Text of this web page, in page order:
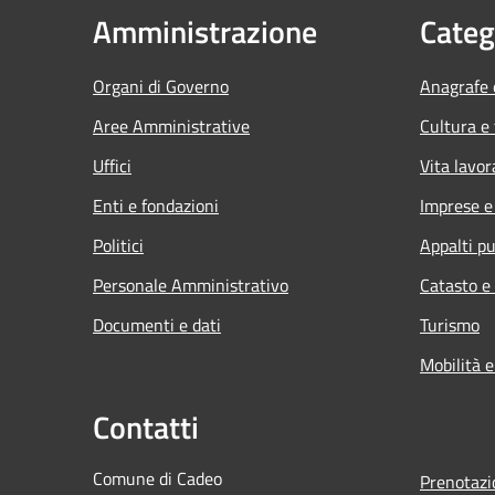
Amministrazione
Organi di Governo
Aree Amministrative
Uffici
Enti e fondazioni
Politici
Personale Amministrativo
Documenti e dati
Cultura
Vita
Imprese
Appalti
Catasto
Turismo
Mobilità
Contatti
Comune di Cadeo